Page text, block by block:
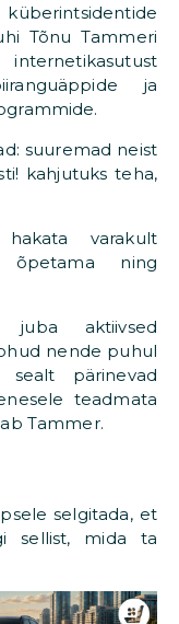
Tõnu Tammeri
ja
suuremad neist
kahjutuks teha,
varakult
õpetama ning
juba aktiivsed
nende puhul
pärinevad
teadmata
Tammer.
selgitada, et
sellist, mida ta